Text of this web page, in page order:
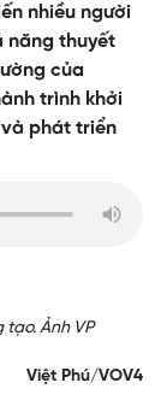
nhiều người
năng thuyết
của
trình khởi
phát triển
Ảnh VP
Việt Phú/VOV4